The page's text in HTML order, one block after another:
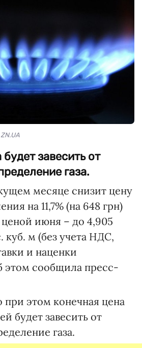
завесить от
газа.
месяце снизит цену
на 11,7% (на 648 грн)
июня – до 4,905
куб. м (без учета НДС,
и наценки
этом сообщила пресс-
при этом конечная цена
будет завесить от
газа.